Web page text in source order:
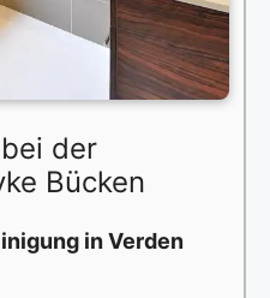
der
Bücken
in Verden